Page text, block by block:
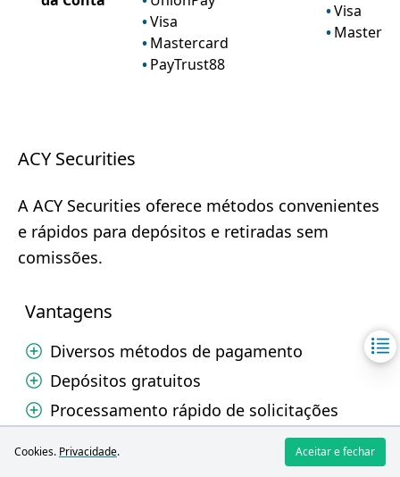
Visa
Mastercard
PayTrust88
Visa
ACY Securities
A ACY Securities oferece métodos convenientes
e rápidos para depósitos e retiradas sem
comissões.
Vantagens
Diversos métodos de pagamento
Depósitos gratuitos
Processamento rápido de solicitações
Desvantagens
Cookies. Privacidade. Aceitar e fechar